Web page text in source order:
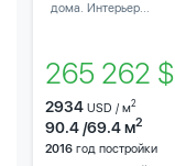
дома. Интерьер...
265 262 $
2934 USD / м2
90.4 /69.4 м2
2016 год постройки